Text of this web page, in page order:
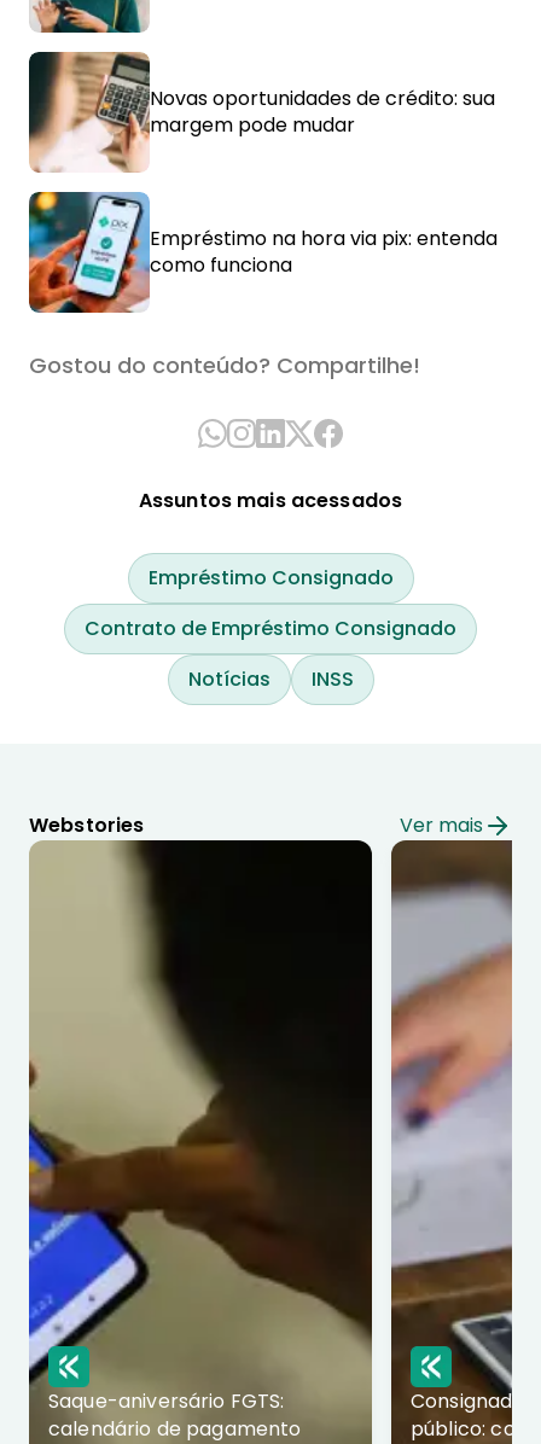
Novas oportunidades de crédito: sua
margem pode mudar
Empréstimo na hora via pix: entenda
como funciona
Gostou do conteúdo? Compartilhe!
Assuntos mais acessados
Empréstimo Consignado
Contrato de Empréstimo Consignado
Notícias
INSS
Webstories Ver mais
Saque-aniversário FGTS:
calendário de pagamento
Consignado
público: